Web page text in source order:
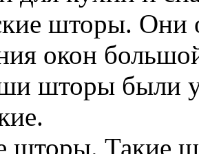
шторы. Они
окон
шторы были
шторы. Такие